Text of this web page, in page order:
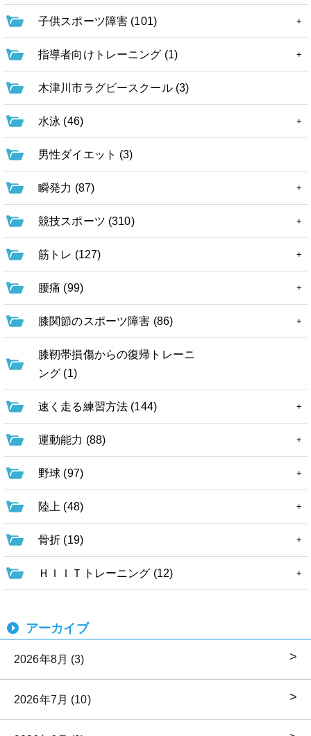
子供スポーツ障害 (101)
指導者向けトレーニング (1)
木津川市ラグビースクール (3)
水泳 (46)
男性ダイエット (3)
瞬発力 (87)
競技スポーツ (310)
筋トレ (127)
腰痛 (99)
膝関節のスポーツ障害 (86)
膝靭帯損傷からの復帰トレーニ
ング (1)
速く走る練習方法 (144)
運動能力 (88)
野球 (97)
陸上 (48)
骨折 (19)
ＨＩＩＴトレーニング (12)
アーカイブ
2026年8月 (3)
2026年7月 (10)